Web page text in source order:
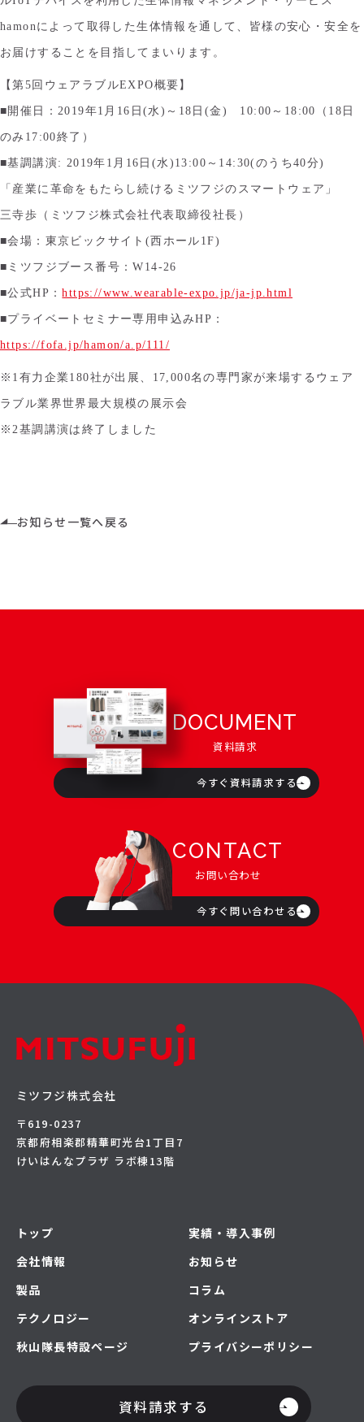
hamonによって取得した生体情報を通して、皆様の安心・安全を
お届けすることを目指してまいります。
【第5回ウェアラブルEXPO概要】
■開催日：2019年1月16日(水)～18日(金) 10:00～18:00（18日
のみ17:00終了）
■基調講演: 2019年1月16日(水)13:00～14:30(のうち40分)
「産業に革命をもたらし続けるミツフジのスマートウェア」
三寺歩（ミツフジ株式会社代表取締役社長）
■会場：東京ビックサイト(西ホール1F)
■ミツフジブース番号：W14-26
■公式HP：https://www.wearable-expo.jp/ja-jp.html
■プライベートセミナー専用申込みHP：
https://fofa.jp/hamon/a.p/111/
※1有力企業180社が出展、17,000名の専門家が来場するウェア
ラブル業界世界最大規模の展示会
※2基調講演は終了しました
お知らせ一覧へ戻る
DOCUMENT
資料請求
今すぐ資料請求する
CONTACT
お問い合わせ
今すぐ問い合わせる
ミツフジ株式会社
〒619-0237
京都府相楽郡精華町光台1丁目7
けいはんなプラザ ラボ棟13階
トップ
会社情報
製品
テクノロジー
秋山隊長特設ページ
実績・導入事例
お知らせ
コラム
オンラインストア
プライバシーポリシー
資料請求する